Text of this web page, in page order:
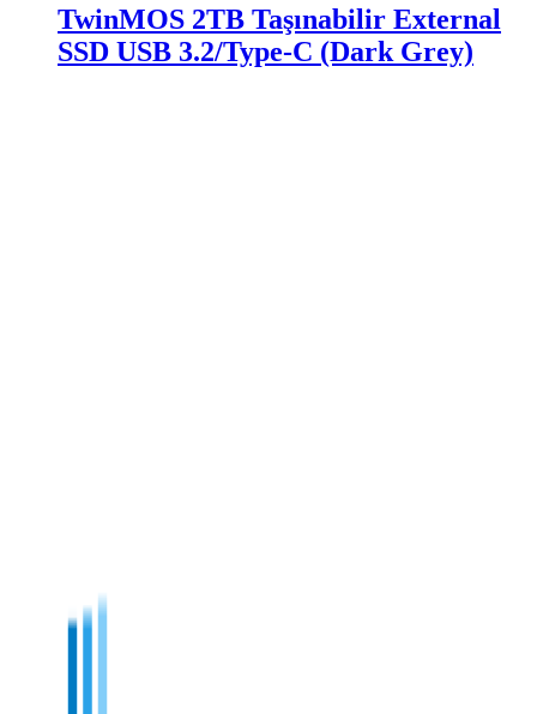
TwinMOS 2TB Taşınabilir External
SSD USB 3.2/Type-C (Dark Grey)